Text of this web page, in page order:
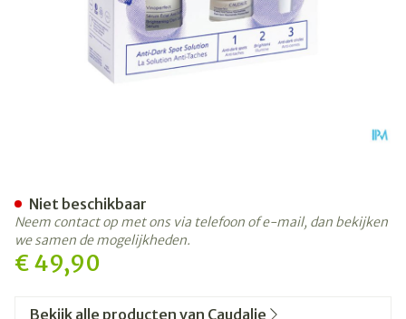
€ 49,90
Niet beschikbaar
Neem contact op met ons via telefoon of e-mail, dan bekijken
we samen de mogelijkheden.
Bekijk alle producten van Caudalie